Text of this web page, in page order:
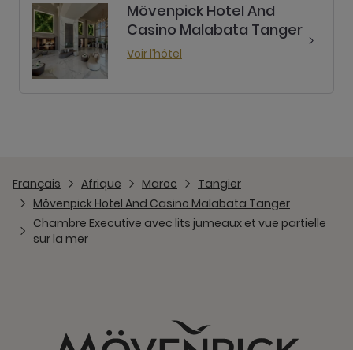
Mövenpick Hotel And
Casino Malabata Tanger
Voir l’hôtel
Français Afrique Maroc
Tangier
Mövenpick Hotel And Casino Malabata Tanger
Chambre Executive avec lits jumeaux et vue partielle
sur la mer